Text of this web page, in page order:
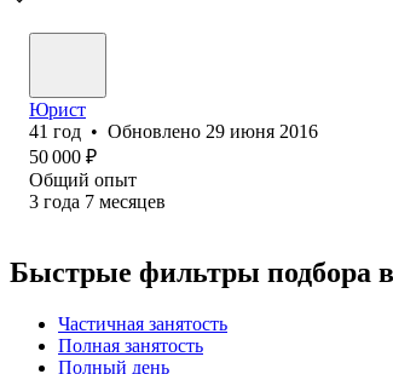
Юрист
41 год • Обновлено 29 июня 2016
50 000 ₽
Общий опыт
3 года 7 месяцев
Быстрые фильтры подбора
Частичная занятость
Полная занятость
Полный день